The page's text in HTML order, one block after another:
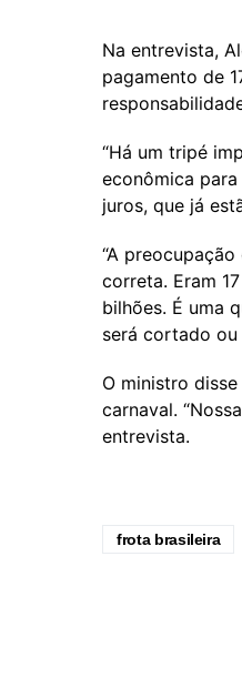
Na entrevista,
pagamento de
“Há um tripé
econômica
juros, que já
“A
correta. Eram
bilhões. É uma
será cortado ou
O ministro
carnaval.
entrevista.
frota brasileira